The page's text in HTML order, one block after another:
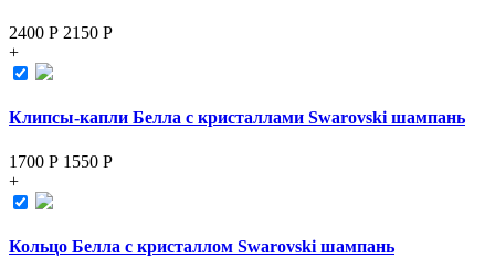
2400 Р 2150 Р
+
Клипсы-капли Белла с кристаллами Swarovski шампань
1700 Р 1550 Р
+
Кольцо Белла с кристаллом Swarovski шампань